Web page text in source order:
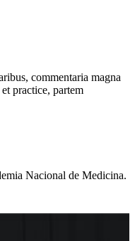
commentaria magna
practice, partem
Nacional de Medicina.